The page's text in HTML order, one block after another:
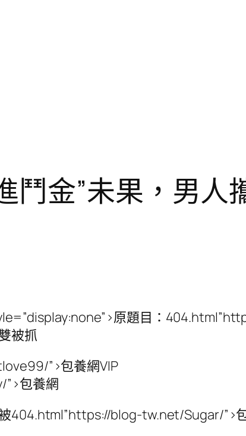
鬥金”未果，男人
原題目：
被抓
”>包養網VIP
包養網
404.html”https://blog-tw.net/Sugar/”>